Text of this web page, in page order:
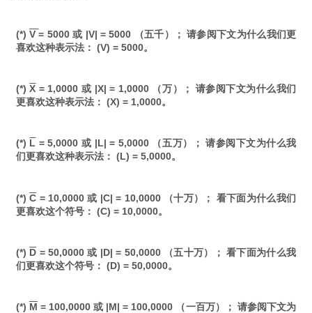
(*)V= 5000 或 |V| = 5000 （五千）； 请参阅下文为什么我们更
喜欢这种表示法： (V) = 5000。
(*)X = 1,0000 或 |X| = 1,0000 （万）； 请参阅下文为什么我们
更喜欢这种表示法： (X) = 1,0000。
(*) L = 5,0000 或 |L| = 5,0000 （五万）； 请参阅下文为什么我
们更喜欢这种表示法： (L) = 5,0000。
(*)C = 10,0000 或 |C| = 10,0000 （十万）； 看下面为什么我们
更喜欢这个符号： (C) = 10,0000。
(*) D = 50,0000 或 |D| = 50,0000 （五十万）； 看下面为什么我
们更喜欢这个符号： (D) = 50,0000。
(*) M = 100,0000 或 |M| = 100,0000 （一百万）； 请参阅下文为